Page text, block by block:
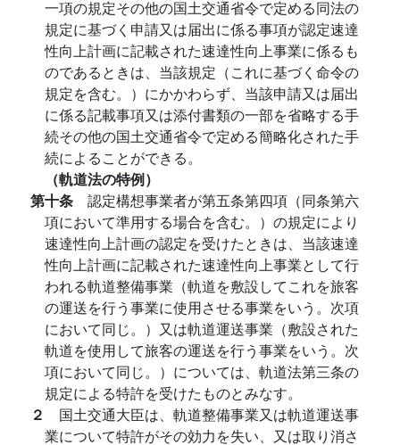
一項の規定その他の国土交通省令で定める同法の
規定に基づく申請又は届出に係る事項が認定速達
性向上計画に記載された速達性向上事業に係るも
のであるときは、当該規定（これに基づく命令の
規定を含む。）にかかわらず、当該申請又は届出
に係る記載事項又は添付書類の一部を省略する手
続その他の国土交通省令で定める簡略化された手
続によることができる。
（軌道法の特例）
第十条 認定構想事業者が第五条第四項（同条第六
項において準用する場合を含む。）の規定により
速達性向上計画の認定を受けたときは、当該速達
性向上計画に記載された速達性向上事業として行
われる軌道整備事業（軌道を敷設してこれを旅客
の運送を行う事業に使用させる事業をいう。次項
において同じ。）又は軌道運送事業（敷設された
軌道を使用して旅客の運送を行う事業をいう。次
項において同じ。）については、軌道法第三条の
規定による特許を受けたものとみなす。
２ 国土交通大臣は、軌道整備事業又は軌道運送事
業について特許がその効力を失い、又は取り消さ